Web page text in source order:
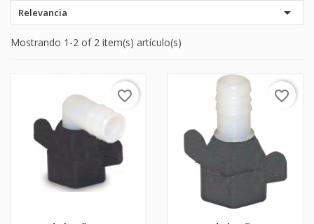
Relevancia 
Mostrando 1-2 of 2 item(s) artículo(s)
favorite_border favorite_border